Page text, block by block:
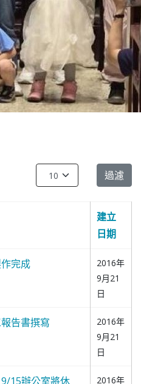
每頁顯示條數 過濾
建立
日期
完成
2016年
9月21
日
告書撰寫
2016年
9月21
日
9/15辦公室將休
2016年